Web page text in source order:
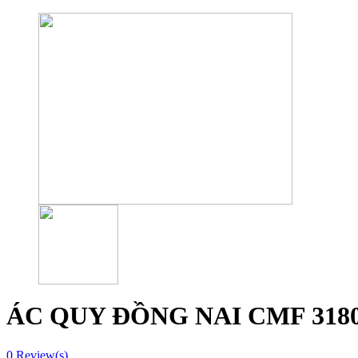
ÁC QUY ĐỒNG NAI CMF
0 Review(s)